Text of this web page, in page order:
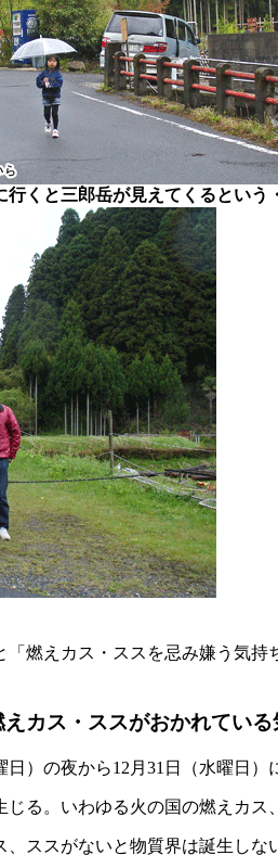
くと三郎岳が見えてくるという
燃えカス・ススを忌み嫌う気持
カス・ススがおかれている
）の夜から12月31日（水曜日
る。いわゆる火の国の燃えカス
、ススがないと物質界は誕生しな